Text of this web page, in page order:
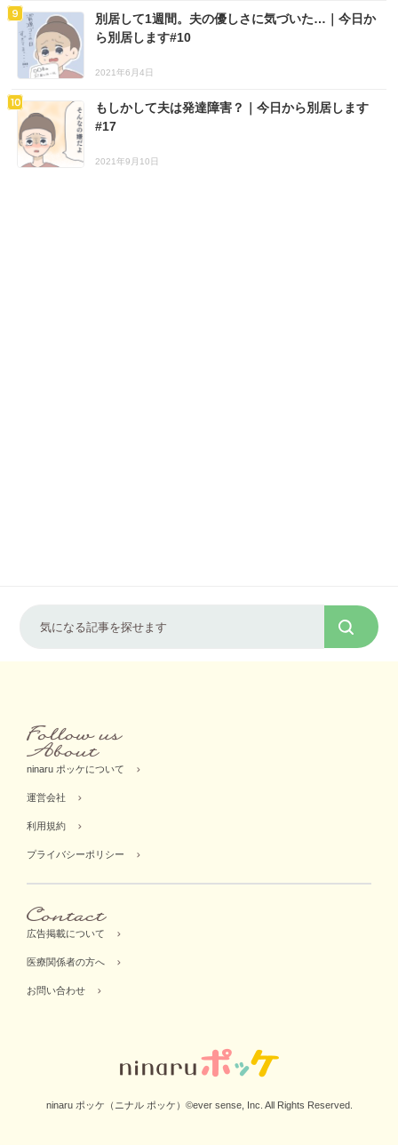
別居して1週間。夫の優しさに気づいた…｜今日か
ら別居します#10
2021年6月4日
もしかして夫は発達障害？｜今日から別居します
#17
2021年9月10日
ninaru ポッケについて
運営会社
利用規約
プライバシーポリシー
広告掲載について
医療関係者の方へ
お問い合わせ
ninaru ポッケ（ニナル ポッケ）©ever sense, Inc. All Rights Reserved.